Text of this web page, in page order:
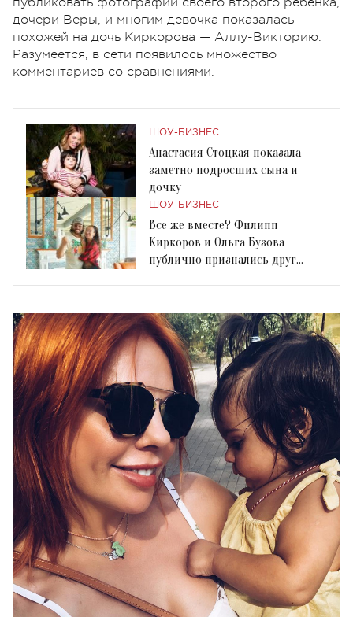
дочери Веры, и многим девочка показалась
похожей на дочь Киркорова — Аллу-Викторию.
Разумеется, в сети появилось множество
комментариев со сравнениями.
ШОУ-БИЗНЕС
Анастасия Стоцкая показала
заметно подросших сына и
дочку
ШОУ-БИЗНЕС
Все же вместе? Филипп
Киркоров и Ольга Бузова
публично признались друг